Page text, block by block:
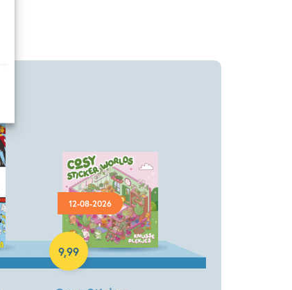
12-08-2026
9,99
Paperback